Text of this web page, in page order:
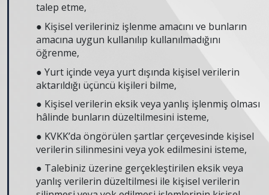
talep etme,
● Kişisel verileriniz işlenme amacını ve bunların
amacına uygun kullanılıp kullanılmadığını
öğrenme,
● Yurt içinde veya yurt dışında kişisel verilerin
aktarıldığı üçüncü kişileri bilme,
● Kişisel verilerin eksik veya yanlış işlenmiş olması
hâlinde bunların düzeltilmesini isteme,
● KVKK’da öngörülen şartlar çerçevesinde kişisel
verilerin silinmesini veya yok edilmesini isteme,
● Talebiniz üzerine gerçekleştirilen eksik veya
yanlış verilerin düzeltilmesi ile kişisel verilerin